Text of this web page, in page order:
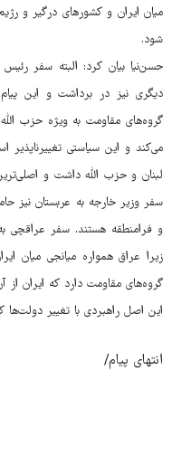
میان ایران و کشورهای درگیر و
شود.
حسن‌نیا بیان کرد: البته سفر
دیگری نیز در برداشت و این
گروه‌های مقاومت به ویژه حزب
می‌کند و این سیاستی تغییرناپذیر
لبنان و حزب الله داشت و
سفر وزیر خارجه به عربستان نیز
و فرامنطقه هستند. سفر عراقچی
زیرا عراق همواره میانجی میان
گروه‌های مقاومت دارد که ایران
این اصل راهبردی با تغییر
انتهای پیام/